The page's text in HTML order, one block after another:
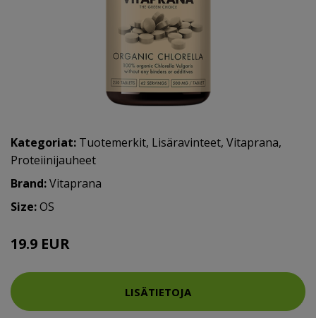
Kategoriat: Tuotemerkit, Lisäravinteet, Vitaprana,
Proteiinijauheet
Brand:Vitaprana
Size:OS
19.9 EUR
LISÄTIETOJA